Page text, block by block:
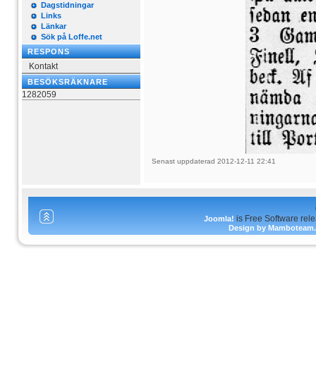
Dagstidningar
Links
Länkar
Sök på Loffe.net
RESPONS
Kontakt
BESÖKSRÄKNARE
1282059
Senast uppdaterad 2012-12-11 22:41
Joomla! is Free Software
Design by